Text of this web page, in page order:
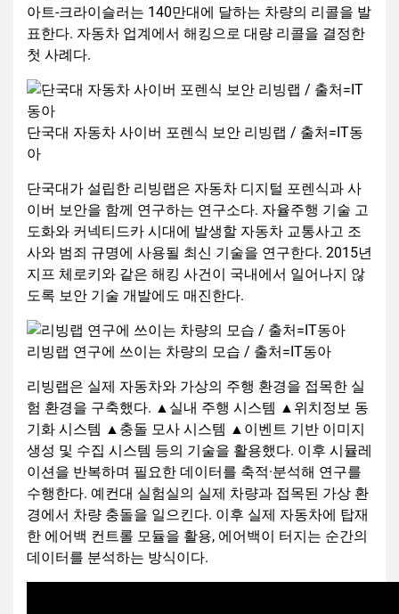
아트-크라이슬러는 140만대에 달하는 차량의 리콜을 발
표한다. 자동차 업계에서 해킹으로 대량 리콜을 결정한
첫 사례다.
단국대 자동차 사이버 포렌식 보안 리빙랩 / 출처=IT동
아
단국대가 설립한 리빙랩은 자동차 디지털 포렌식과 사
이버 보안을 함께 연구하는 연구소다. 자율주행 기술 고
도화와 커넥티드카 시대에 발생할 자동차 교통사고 조
사와 범죄 규명에 사용될 최신 기술을 연구한다. 2015년
지프 체로키와 같은 해킹 사건이 국내에서 일어나지 않
도록 보안 기술 개발에도 매진한다.
리빙랩 연구에 쓰이는 차량의 모습 / 출처=IT동아
리빙랩은 실제 자동차와 가상의 주행 환경을 접목한 실
험 환경을 구축했다. ▲실내 주행 시스템 ▲위치정보 동
기화 시스템 ▲충돌 모사 시스템 ▲이벤트 기반 이미지
생성 및 수집 시스템 등의 기술을 활용했다. 이후 시뮬레
이션을 반복하며 필요한 데이터를 축적·분석해 연구를
수행한다. 예컨대 실험실의 실제 차량과 접목된 가상 환
경에서 차량 충돌을 일으킨다. 이후 실제 자동차에 탑재
한 에어백 컨트롤 모듈을 활용, 에어백이 터지는 순간의
데이터를 분석하는 방식이다.